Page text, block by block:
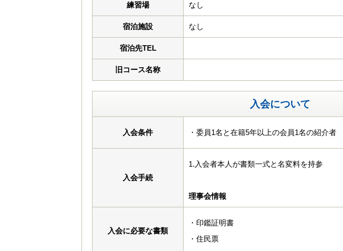
練習場 なし
宿泊施設 なし
宿泊先TEL
旧コース名称
入会について
入会条件 ・委員1名と在籍5年以上の会員1名の紹介者
入会手続
1.入会者本人が書類一式と名変料を持参
理事会情報
入会に必要な書類
・印鑑証明書
・住民票